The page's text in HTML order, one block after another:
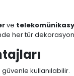
ve
her tür
güvenle kullanılabilir.